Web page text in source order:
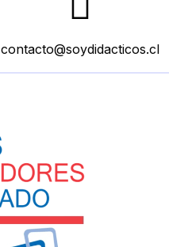
contacto@soydidacticos.cl